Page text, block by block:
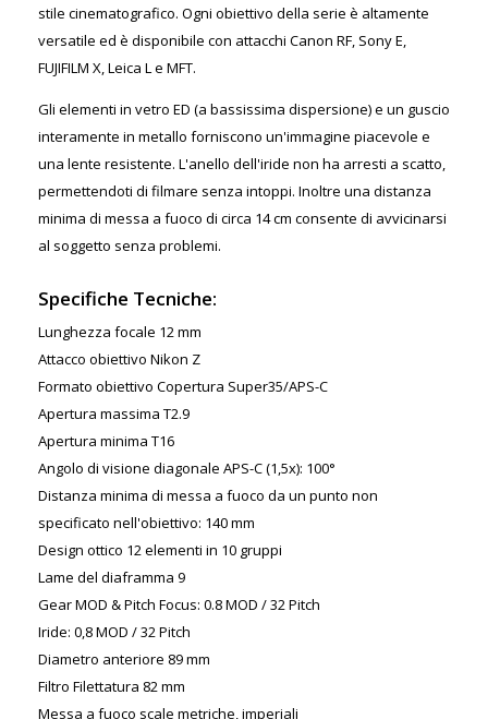
stile cinematografico. Ogni obiettivo della serie è altamente
versatile ed è disponibile con attacchi Canon RF, Sony E,
FUJIFILM X, Leica L e MFT.
Gli elementi in vetro ED (a bassissima dispersione) e un guscio
interamente in metallo forniscono un'immagine piacevole e
una lente resistente. L'anello dell'iride non ha arresti a scatto,
permettendoti di filmare senza intoppi. Inoltre una distanza
minima di messa a fuoco di circa 14 cm consente di avvicinarsi
al soggetto senza problemi.
Specifiche Tecniche:
Lunghezza focale 12 mm
Attacco obiettivo Nikon Z
Formato obiettivo Copertura Super35/APS-C
Apertura massima T2.9
Apertura minima T16
Angolo di visione diagonale APS-C (1,5x): 100°
Distanza minima di messa a fuoco da un punto non
specificato nell'obiettivo: 140 mm
Design ottico 12 elementi in 10 gruppi
Lame del diaframma 9
Gear MOD & Pitch Focus: 0.8 MOD / 32 Pitch
Iride: 0,8 MOD / 32 Pitch
Diametro anteriore 89 mm
Filtro Filettatura 82 mm
Messa a fuoco scale metriche, imperiali